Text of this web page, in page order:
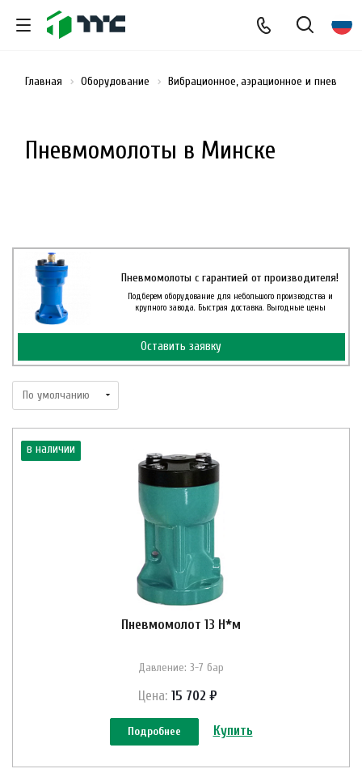
Пневмомолоты в Минске
Главная Оборудование Вибрационное, аэрационное и
Пневмомолоты с гарантией от производителя!
Подберем оборудование для небольшого производства и
крупного завода. Быстрая доставка. Выгодные цены
Оставить заявку
в наличии
Пневмомолот 13 Н*м
Давление: 3-7 бар
Цена: 15 702 ₽
Подробнее Купить